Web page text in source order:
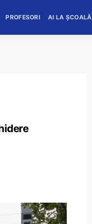
PROFESORI AI LA ȘCOALĂ